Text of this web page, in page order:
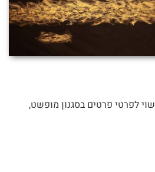
לפרטי פרטים בסגנון מופשט,